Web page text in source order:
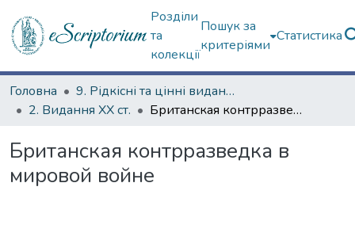
Розділи
та
колекції
Пошук за
критеріями
Статистика
Головна
9. Рідкісні та цінні видання
2. Видання ХХ ст.
Британская контрразведка в мировой войне
Британская контрразведка в
мировой войне